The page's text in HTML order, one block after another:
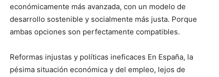
económicamente más avanzada, con un modelo de
desarrollo sostenible y socialmente más justa. Porque
ambas opciones son perfectamente compatibles.
Reformas injustas y políticas ineficaces En España, la
pésima situación económica y del empleo, lejos de